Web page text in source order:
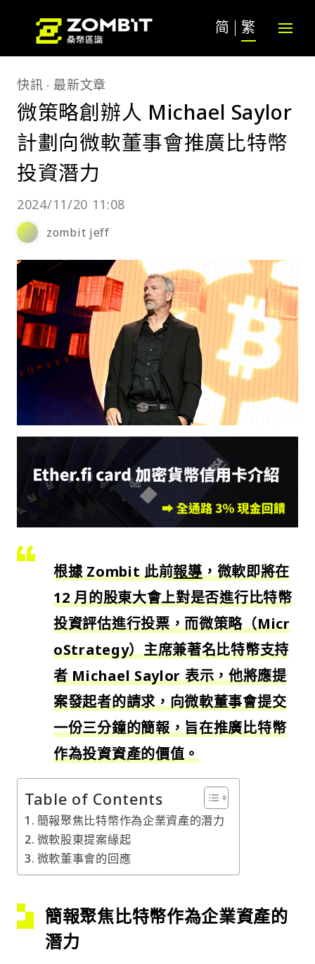
简 繁
快訊 最新文章
微策略創辦人 Michael Saylor
計劃向微軟董事會推廣比特幣
投資潛力
2024/11/20 11:08
zombit jeff
根據 Zombit 此前報導，微軟即將在
12 月的股東大會上對是否進行比特幣
投資評估進行投票，而微策略（Micr
oStrategy）主席兼著名比特幣支持
者 Michael Saylor 表示，他將應提
案發起者的請求，向微軟董事會提交
一份三分鐘的簡報，旨在推廣比特幣
作為投資資產的價值。
Table of Contents
簡報聚焦比特幣作為企業資產的潛力
微軟股東提案緣起
微軟董事會的回應
簡報聚焦比特幣作為企業資產的
潛力